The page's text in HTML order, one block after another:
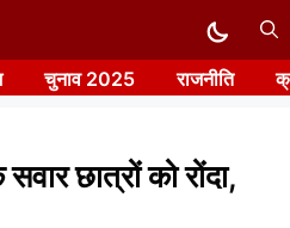
चुनाव 2025 राजनीति
छात्रों को रोंदा,